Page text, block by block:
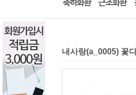
내사랑(a_0005) 꽃